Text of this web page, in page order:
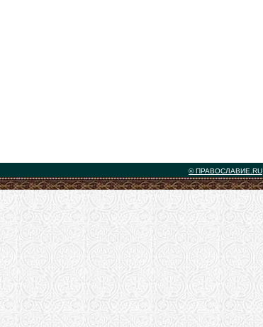
© ПРАВОСЛАВИЕ.RU